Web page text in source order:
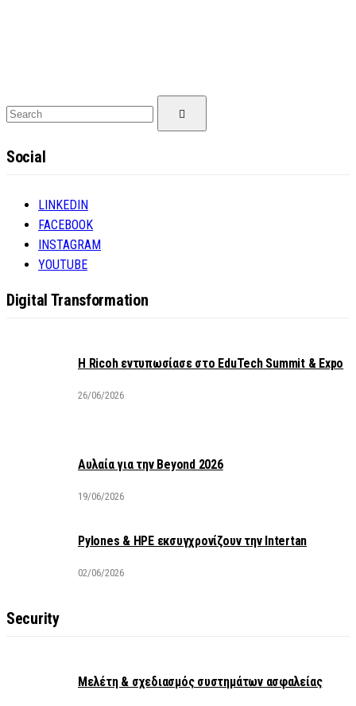
Search
for:
Social
LINKEDIN
FACEBOOK
INSTAGRAM
YOUTUBE
Digital Transformation
Η Ricoh εντυπωσίασε στο EduTech Summit & Expo
26/06/2026
Αυλαία για την Beyond 2026
19/06/2026
Pylones & HPE εκσυγχρονίζουν την Intertan
02/06/2026
Security
Μελέτη & σχεδιασμός συστημάτων ασφαλείας